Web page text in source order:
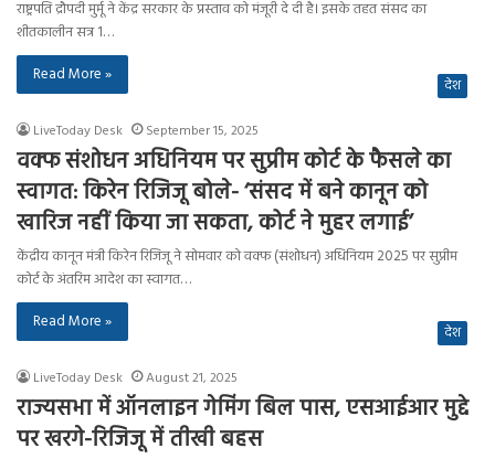
राष्ट्रपति द्रौपदी मुर्मू ने केंद्र सरकार के प्रस्ताव को मंजूरी दे दी है। इसके तहत संसद का
शीतकालीन सत्र 1…
Read More »
देश
LiveToday Desk September 15, 2025
वक्फ संशोधन अधिनियम पर सुप्रीम कोर्ट के फैसले का
स्वागत: किरेन रिजिजू बोले- ‘संसद में बने कानून को
खारिज नहीं किया जा सकता, कोर्ट ने मुहर लगाई’
केंद्रीय कानून मंत्री किरेन रिजिजू ने सोमवार को वक्फ (संशोधन) अधिनियम 2025 पर सुप्रीम
कोर्ट के अंतरिम आदेश का स्वागत…
Read More »
देश
LiveToday Desk August 21, 2025
राज्यसभा में ऑनलाइन गेमिंग बिल पास, एसआईआर मुद्दे
पर खरगे-रिजिजू में तीखी बहस